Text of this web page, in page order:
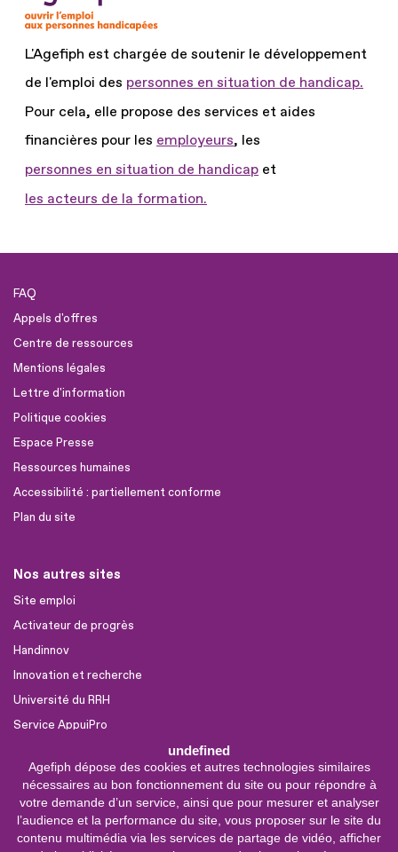
undefined
Agefiph dépose des cookies et autres technologies similaires
nécessaires au bon fonctionnement du site ou pour répondre à
votre demande d’un service, ainsi que pour mesurer et analyser
l’audience et la performance du site, vous proposer sur le site du
contenu multimédia via les services de partage de vidéo, afficher
L'Agefiph est chargée de soutenir le développement
de l'emploi des personnes en situation de handicap.
Pour cela, elle propose des services et aides
financières pour les employeurs, les
personnes en situation de handicap et
les acteurs de la formation.
FAQ
Appels d'offres
Centre de ressources
Mentions légales
Lettre d'information
Politique cookies
Espace Presse
Ressources humaines
Accessibilité : partiellement conforme
Plan du site
Nos autres sites
Site emploi
Activateur de progrès
Handinnov
Innovation et recherche
Université du RRH
Service AppuiPro
Nous suivre
Youtube
Linkedin